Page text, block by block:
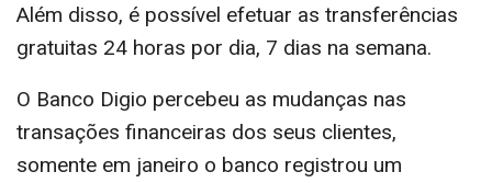
Além disso, é possível efetuar as transferências
gratuitas 24 horas por dia, 7 dias na semana.
O Banco Digio percebeu as mudanças nas
transações financeiras dos seus clientes,
somente em janeiro o banco registrou um